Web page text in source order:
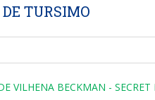
TURSIMO
VILHENA BECKMAN -